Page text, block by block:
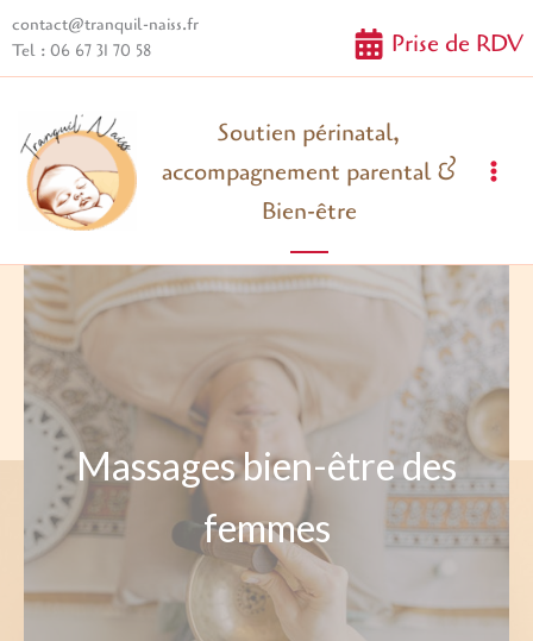
Aller
au
contenu
contact@tranquil-naiss.fr
Tel : 06 67 31 70 58
Prise de RDV
Soutien périnatal,
accompagnement parental &
Bien-être
Massages bien-être des
femmes